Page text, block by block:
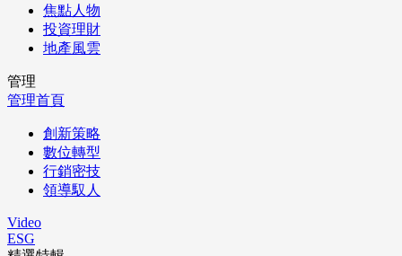
焦點人物
投資理財
地產風雲
管理
管理首頁
創新策略
數位轉型
行銷密技
領導馭人
Video
ESG